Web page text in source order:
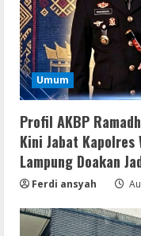
Umum
Profil AKBP
Kini Jabat Kapolres
Lampung Doakan
Ferdi ansyah